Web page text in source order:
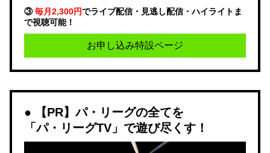
③毎月2,300円でライブ配信・見逃し配信・ハイライトま
で視聴可能！
お申し込み特設ページ
【PR】パ・リーグの全てを
「パ・リーグTV」で遊び尽くす！